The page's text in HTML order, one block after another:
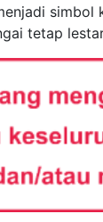
simbol
tetap